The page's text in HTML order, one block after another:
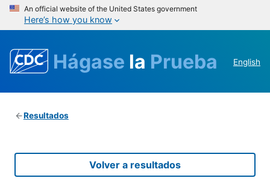
An official website of the United States government
Here’s how you know
Hágase la Prueba English
Resultados
Volver a resultados